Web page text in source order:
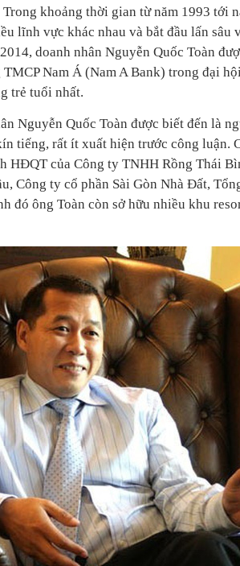
khoảng thời gian từ năm 1993 tới
lĩnh vực khác nhau và bắt đầu lấn sâu
doanh nhân Nguyễn Quốc Toàn
Nam Á (Nam A Bank) trong đại
trẻ tuổi nhất.
Nguyễn Quốc Toàn được biết đến là
tiếng, rất ít xuất hiện trước công luận.
HĐQT của Công ty TNHH Rồng Thái
Công ty cổ phần Sài Gòn Nhà Đất,
đó ông Toàn còn sở hữu nhiều khu